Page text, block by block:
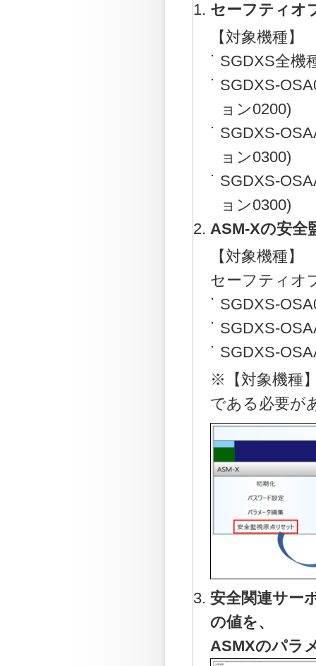
セーフティオ
【対象機種】
SGDXS全機
SGDXS-
ョン0200)
SGDXS-
ョン0300)
SGDXS-
ョン0300)
ASM-Xの安全
【対象機種】
セーフティオ
SGDXS-
SGDXS-
SGDXS-
※【対象機種
である必要が
安全関連サー
の値を、
ASMXのパラ